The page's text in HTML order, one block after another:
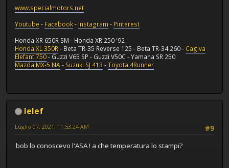
www.specialmotors.net
Youtube- Facebook- Instagram- Pinterest
Honda XR 650R SM - Honda XR 250 '92
Honda XL 350R- Beta TR-35 Reverse 125 - Beta TR-34 260 - Cagiva
Elefant 750- Guzzi V65 SP - Guzzi V50C - Yamaha SR 250
Mazda MX-5 NA- Suzuki SJ 413-Toyota 4Runner
lelef
#9
Luglio 07, 2021, 11:53:24 AM
bob lo conoscevo l'ASA ! a che temperatura lo stampi?